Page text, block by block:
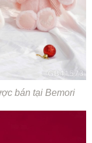
bán tại Bemori